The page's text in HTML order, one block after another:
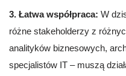
3. Łatwa współpraca: W
różne stakeholderzy z
analityków biznesowych,
specjalistów IT – muszą